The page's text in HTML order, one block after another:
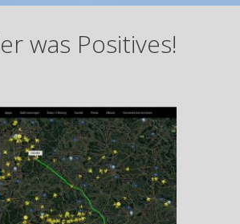
was Positives!